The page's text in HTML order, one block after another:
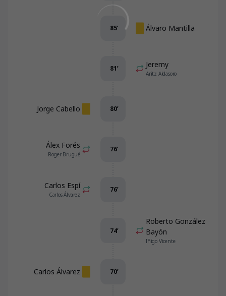
Álvaro Mantilla
85’
Jeremy
Aritz Aldasoro
81’
Jorge Cabello 80’
Álex Forés
Roger Brugué
76’
Carlos Espí
Carlos Álvarez
76’
Roberto González
Bayón
Iñigo Vicente
74’
Carlos Álvarez 70’